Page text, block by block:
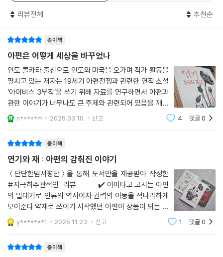
그런데 여기에 문제가 있다. 우리 앞에 놓인 물건들을 모두 사물이라고 정
다면 차 자체도 사물일까? ‘차’는 다양한 형태로 실재하는 방대한 식물 물
질의 복합체다. 즉 하나의 사물이 아니라 끊임없이 진화하고 새로운 표현
방식을 찾아내는 살아 있는 실체로서의 무언가다. 우리가 아무 문제 없이
‘차’라고 규정했던 것이 모종의 생명력을 지니고 있으며, 눈에 보이든 보이
지 않든 무수히 많은 방식으로 제 스스로를 드러내는 생명체라는 뜻이다.
식물을 이런 식으로 바라보면, 인간이 특정 식물과 상호 작용할 때 그 관계
가 일방향적인 게 아니라 사람 역시 그 관계에 의해 변화한다는 점을 인정
하게 된다.
이는 결코 인간의 역사적 ‘행위 주체성’의 중요성을 축소하지 않는다. 오히
려 인간이 서로서로와 맺은 관계 속에서 수많은 종류의 비인간 존재를 이
용해왔다는 점을 강조한다. 역설적이게도 우리는 오직 인간에게 우선권을
부여하지 않은 채 역사를 생각함으로써만, 그리고 식물의 역사적 행위 주
체성을 인정함으로써만, 차 같은 식물과 관련해 인간이 지닌 의도의 진정
한 본질을 인식할 수 있다.
차나무의 씨앗으로 시작하는 이야기
리뷰전체 추천순
종이책
아편은 어떻게 세상을 바꾸었나
인도 콜카타 출신으로 인도와 미국을 오가며 작가 활동을
펼치고 있는 저자는 19세기 아편전쟁과 관련한 연작 소설
‘아이비스 3부작’을 쓰기 위해 자료를 연구하면서 아편과
관한 이야기가 너무나도 큰 주제와 관련되어 있음을 깨닫
게 되었고, 이 책을 쓰게 되었다. 아편전쟁과 관련해서는
조금 아는 게 있다고 생각했다. 영국이 중국으로부터 차
n*****m 2025.03.10. 신고 4 댓글0
종이책
연기와 재 : 아편의 감춰진 이야기
＜단단한맘서평단＞을 통해 도서만을 제공받아 작성한
#지극히주관적인_리뷰⠀⠀⠀⠀✔️ 아미타고 고시는 아편
의 일대기로 인류의 역사이자 권력의 이동을 적나라하게
보여준다.약재로 쓰이기 시작했던 아편이 상품이 되는 과
정을 통해 제국주의의 도구로 사용되었으며, 영국과 미국
을 비롯한 서구 제국주의 국가들이 동양 국가들에게 경제
y*******1 2025.11.23. 신고 1 댓글0
종이책